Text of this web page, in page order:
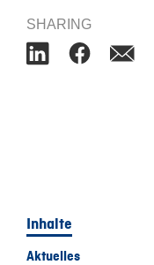
SHARING
Inhalte
Aktuelles